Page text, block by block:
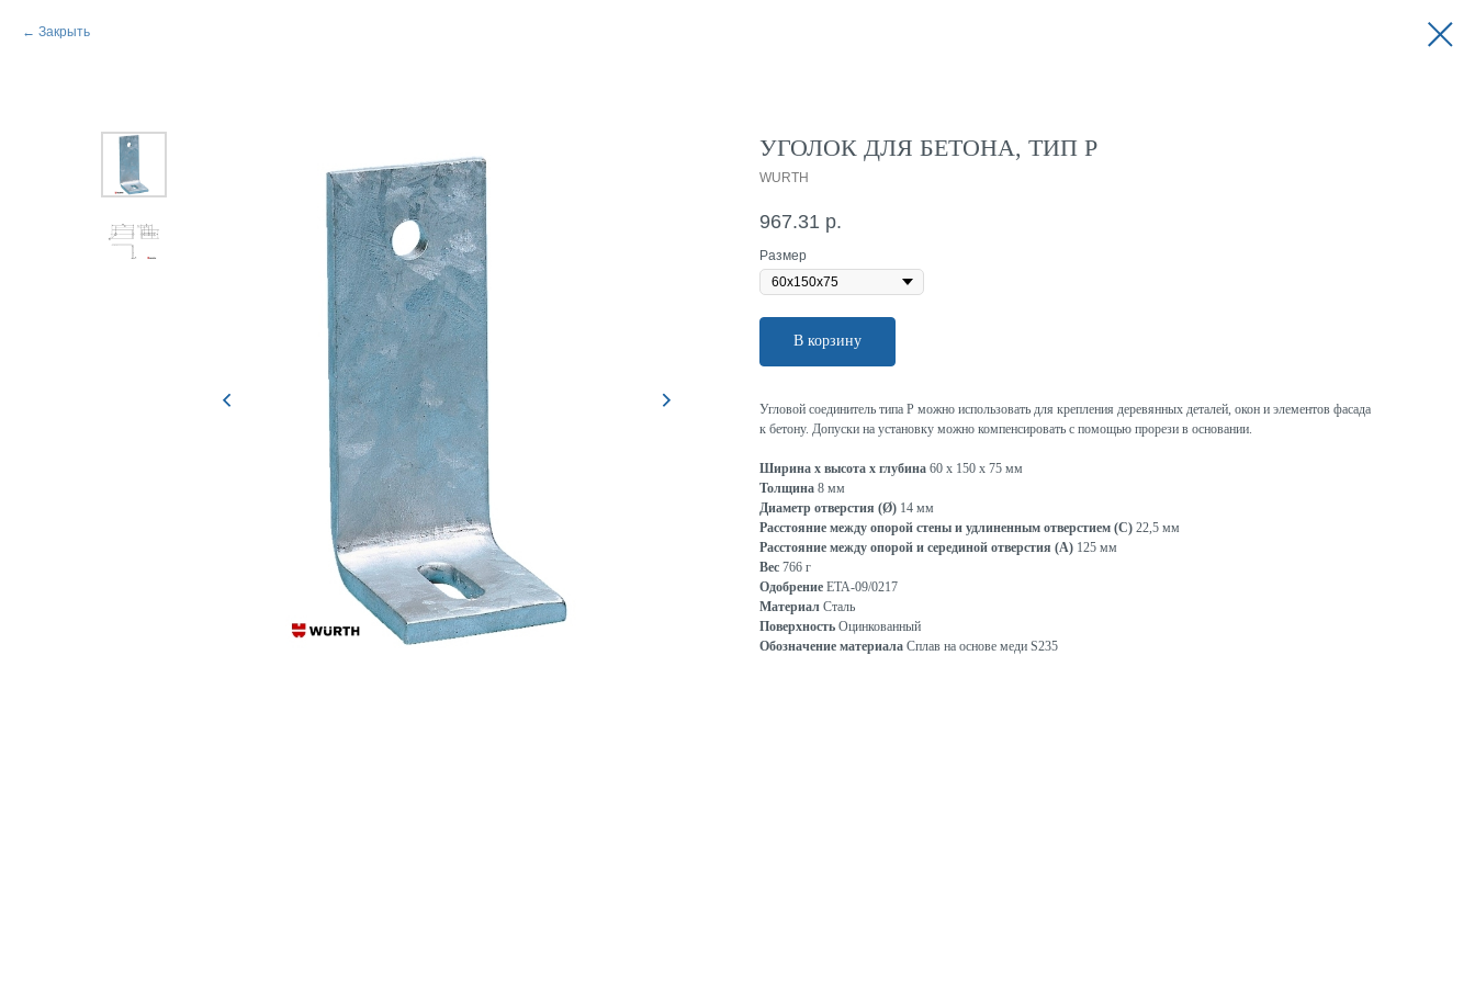
Закрыть
УГОЛОК ДЛЯ БЕТОНА, ТИП P
WURTH
967.31 р.
Размер
В корзину
Угловой соединитель типа P можно использовать для крепления деревянных деталей, окон и элементов фасада
к бетону. Допуски на установку можно компенсировать с помощью прорези в основании.
Ширина x высота x глубина 60 x 150 x 75 мм
Толщина 8 мм
Диаметр отверстия (Ø) 14 мм
Расстояние между опорой стены и удлиненным отверстием (C) 22,5 мм
Расстояние между опорой и серединой отверстия (A) 125 мм
Вес 766 г
Одобрение ETA-09/0217
Материал Сталь
Поверхность Оцинкованный
Обозначение материала Сплав на основе меди S235